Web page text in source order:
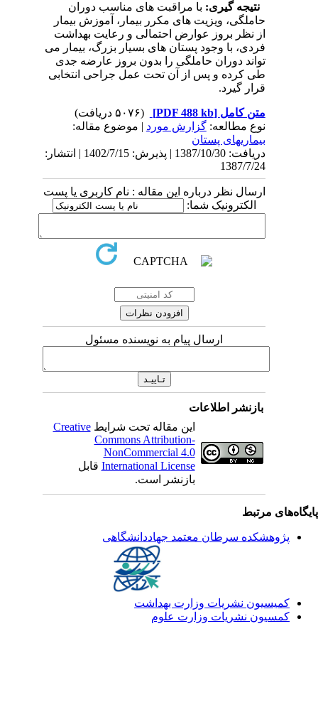
نتیجه گیری:با مراقبت های مناسب دوران
حاملگی، ویزیت های مکرر بیمار، آموزش بیمار
از نظر بروز عوارض احتمالی و رعایت بهداشت
فردی، با وجود پستان های بسیار بزرگ، بیمار می
تواند دوران حاملگی را بدون بروز عارضه جدی
طی کرده و پس از آن تحت عمل جراحی انتخابی
قرار گیرد.
متن کامل[PDF 488 kb]
نوع مطالعه:گزارش مورد | موضوع مقاله:
بیماریهای پستان
دریافت: 1387/10/30 | پذیرش: 1402/7/15 | انتشار:
1387/7/24
ارسال نظر درباره این مقاله : نام کاربری یا پست
الکترونیک شما:
ارسال پیام به نویسنده مسئول
بازنشر اطلاعات
این مقاله تحت شرایطCreative
Commons Attribution-
NonCommercial 4.0
International Licenseقابل
بازنشر است.
مرتبط
پژوهشکده سرطان معتمد جهاددانشگاهی
کمیسیون نشریات وزارت بهداشت
کمسیون نشریات وزارت علوم